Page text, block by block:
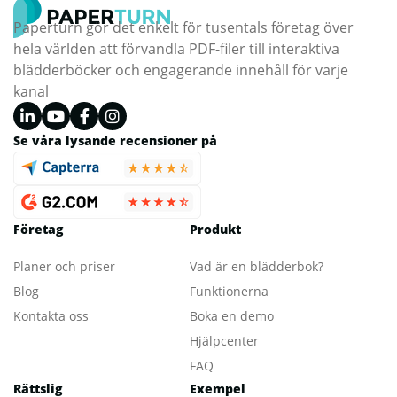
Paperturn gör det enkelt för tusentals företag över
hela världen att förvandla PDF-filer till interaktiva
blädderböcker och engagerande innehåll för varje
kanal
Se våra lysande recensioner på
Företag
Planer och priser
Blog
Kontakta oss
Produkt
Vad är en blädderbok?
Funktionerna
Boka en demo
Hjälpcenter
FAQ
Rättslig
Exempel